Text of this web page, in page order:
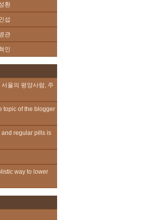
환
섭
관
인
울의 평양사람, 주
topic of the blogger
regular pills is
way to lower